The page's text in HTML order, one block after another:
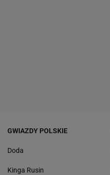
GWIAZDY POLSKIE
Doda
Kinga Rusin